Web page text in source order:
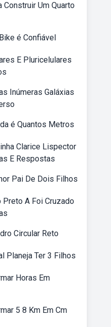
Construir Um Quarto
é Confiável
E Pluricelulares
Inúmeras Galáxias
é Quantos Metros
Clarice Lispector
E Respostas
Pai De Dois Filhos
Preto A Foi Cruzado
Circular Reto
Planeja Ter 3 Filhos
Horas Em
5 8 Km Em Cm